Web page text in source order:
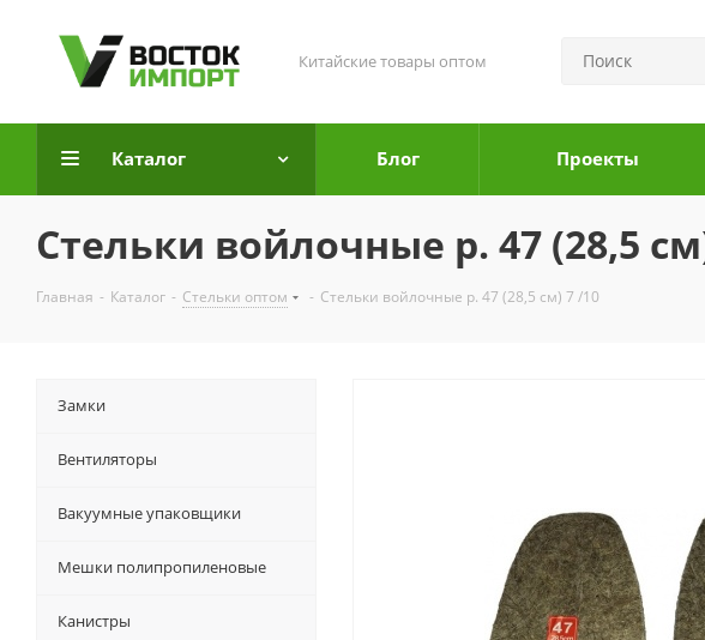
Китайские товары оптом
Каталог Блог Проекты
Стельки войлочные р. 47 (28,5
Главная - Каталог - Стельки оптом - Стельки войлочные р. 47 (28,5 см) 7 /10
Замки
Вентиляторы
Вакуумные упаковщики
Мешки полипропиленовые
Канистры